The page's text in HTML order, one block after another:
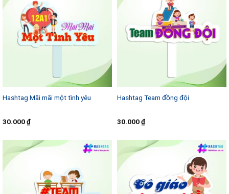
Hashtag Mãi mãi một tình yêu
30.000₫
Hashtag Team đồng đội
30.000₫